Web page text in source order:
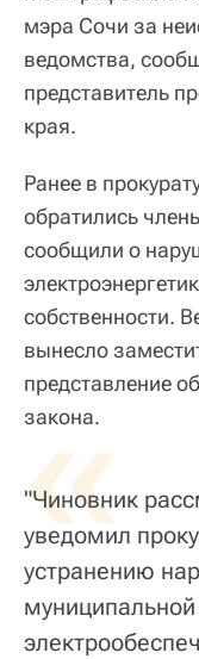
мэра Сочи за
ведомства,
представитель
края.
Ранее в
обратились
сообщили о
собственности.
вынесло
представление
закона.
«
"Чиновник
уведомил
устранению